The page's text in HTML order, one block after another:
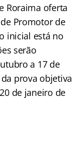
Roraima oferta
Promotor de
inicial está no
serão
a 17 de
prova objetiva
de janeiro de